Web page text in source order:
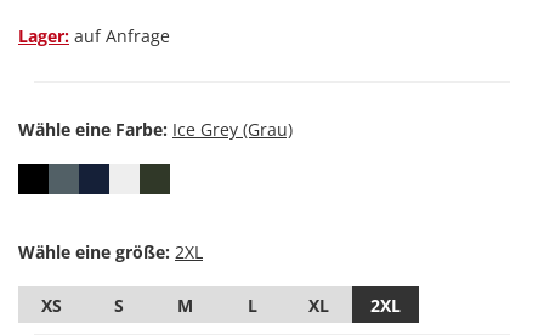
Lager: auf Anfrage
Wähle eine Farbe:
Wähle eine größe:
XS S M L XL 2XL